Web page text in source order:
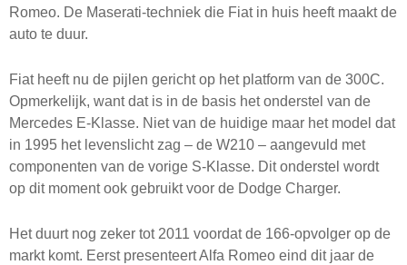
Romeo. De Maserati-techniek die Fiat in huis heeft maakt de
auto te duur.
Fiat heeft nu de pijlen gericht op het platform van de 300C.
Opmerkelijk, want dat is in de basis het onderstel van de
Mercedes E-Klasse. Niet van de huidige maar het model dat
in 1995 het levenslicht zag – de W210 – aangevuld met
componenten van de vorige S-Klasse. Dit onderstel wordt
op dit moment ook gebruikt voor de Dodge Charger.
Het duurt nog zeker tot 2011 voordat de 166-opvolger op de
markt komt. Eerst presenteert Alfa Romeo eind dit jaar de